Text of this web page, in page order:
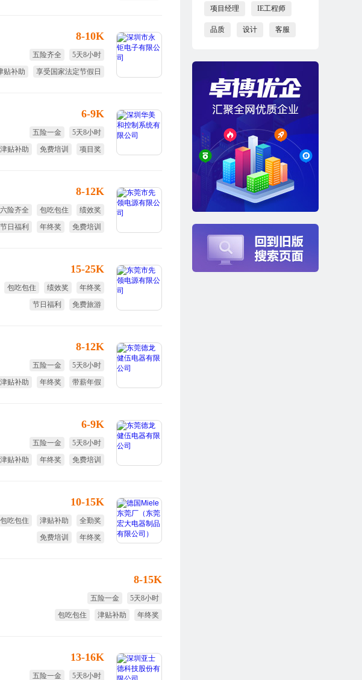
项目经理 IE工程师
品质 设计 客服
8-10K
五险齐全
5天8小时
贴补助
享受国家法定节假日
6-9K
五险一金
5天8小时
津贴补助
免费培训
项目奖
8-12K
六险齐全 包吃包住
绩效奖
节日福利
年终奖 免费培训
15-25K
包吃包住 绩效奖
年终奖
节日福利
免费旅游
8-12K
五险一金
5天8小时
津贴补助
年终奖
带薪年假
6-9K
五险一金
5天8小时
津贴补助
年终奖
免费培训
10-15K
包吃包住 津贴补助
全勤奖
免费培训
年终奖
8-15K
五险一金
5天8小时
包吃包住
津贴补助
年终奖
13-16K
五险一金
5天8小时